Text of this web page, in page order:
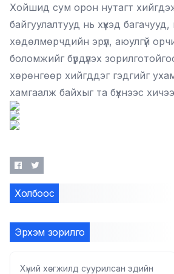
Хойшид сум орон нутагт
байгуулалтууд нь хүүхэд
хөдөлмөрчдийн эрүүл, аюулгүй
боломжийг бүрдүүлэх
хөрөнгөөр хийгддэг гэдгийг
хамгаалж байхыг та бүхнээс
Холбоос
Эрхэм зорилго
Хүний хөгжилд суурилсан эдийн